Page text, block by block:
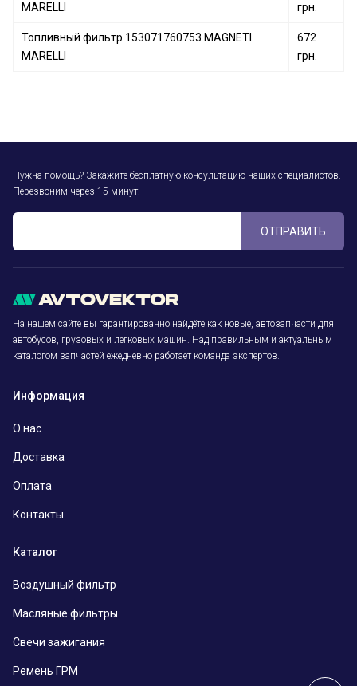
MARELLI
грн.
Топливный фильтр 153071760753 MAGNETI
MARELLI
672
грн.
Нужна помощь? Закажите бесплатную консультацию наших специалистов.
Перезвоним через 15 минут.
ОТПРАВИТЬ
На нашем сайте вы гарантированно найдёте как новые, автозапчасти для
автобусов, грузовых и легковых машин. Над правильным и актуальным
каталогом запчастей ежедневно работает команда экспертов.
Информация
О нас
Доставка
Оплата
Контакты
Каталог
Воздушный фильтр
Масляные фильтры
Свечи зажигания
Ремень ГРМ